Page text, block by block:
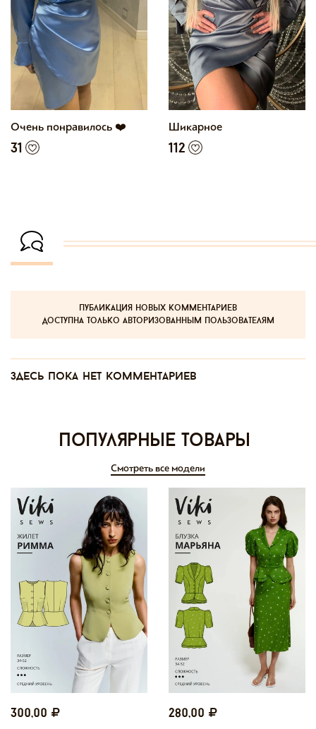
Очень понравилось ❤️
31
Шикарное
112
публикация новых комментариев
доступна только авторизованным пользователям
Здесь пока нет комментариев
Популярные товары
Смотреть все модели
300,00 280,00